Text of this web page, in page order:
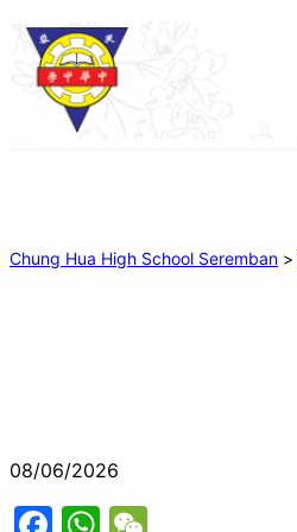
Chung Hua High School Seremban >
08/06/2026